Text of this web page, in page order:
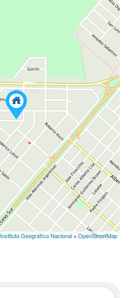
Instituto Geográfico Nacional+OpenStreetMap